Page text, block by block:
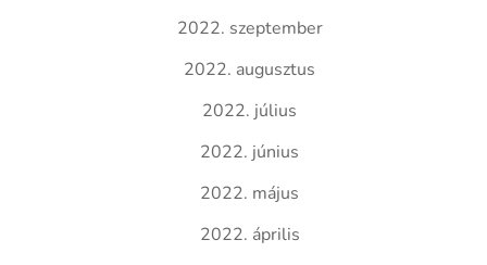
2022. szeptember
2022. augusztus
2022. július
2022. június
2022. május
2022. április